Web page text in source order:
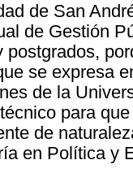
de San
de Gestión
postgrados,
se expresa
de la
para
de
en Política y